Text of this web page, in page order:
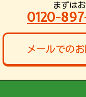
まずは
0120-
メールでの